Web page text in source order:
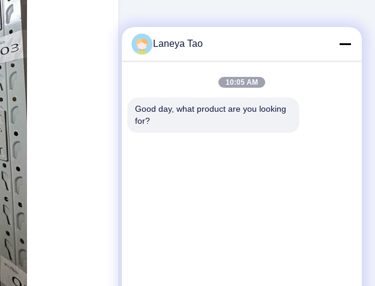
Laneya Tao
10:05 AM
Good day, what product are you looking
for?